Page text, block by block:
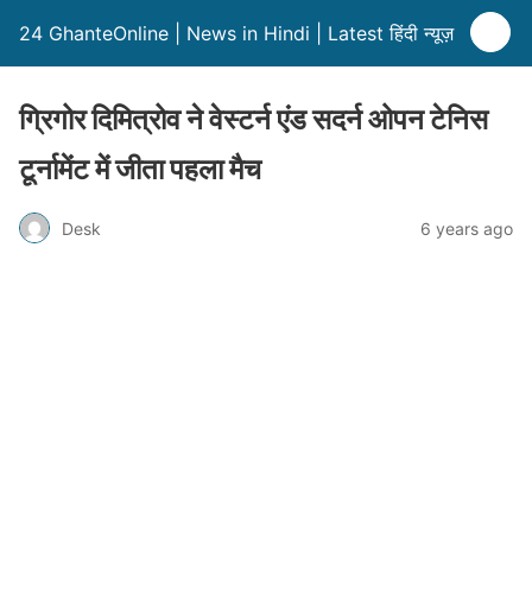
24 GhanteOnline | News in Hindi | Latest हिंदी न्यूज़
ग्रिगोर दिमित्रोव ने वेस्टर्न एंड सदर्न ओपन टेनिस
टूर्नामेंट में जीता पहला मैच
Desk 6 years ago